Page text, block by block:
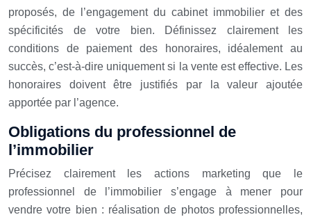
proposés, de l’engagement du cabinet immobilier et des
spécificités de votre bien. Définissez clairement les
conditions de paiement des honoraires, idéalement au
succès, c’est-à-dire uniquement si la vente est effective. Les
honoraires doivent être justifiés par la valeur ajoutée
apportée par l’agence.
Obligations du professionnel de
l’immobilier
Précisez clairement les actions marketing que le
professionnel de l’immobilier s’engage à mener pour
vendre votre bien : réalisation de photos professionnelles,